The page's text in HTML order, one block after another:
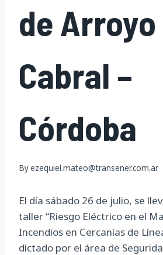
de Arroyo
Cabral –
Córdoba
Byezequiel.mateo@transener.com.ar
El día sábado 26 de julio, se
taller “Riesgo Eléctrico en el
Incendios en Cercanías de
dictado por el área de